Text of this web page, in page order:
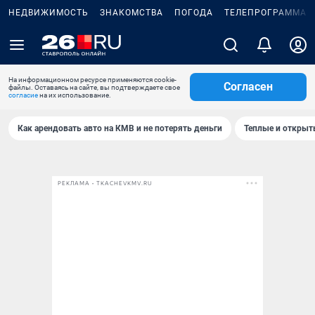
НЕДВИЖИМОСТЬ ЗНАКОМСТВА ПОГОДА ТЕЛЕПРОГРАММА
На информационном ресурсе применяются cookie-
файлы. Оставаясь на сайте, вы подтверждаете свое
согласиена их использование.
Согласен
Как арендовать авто на КМВ и не потерять деньги Теплые и
РЕКЛАМА • TKACHEVKMV.RU